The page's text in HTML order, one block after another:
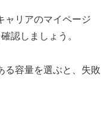
ャリアのマイページ
認しましょう。
る容量を選ぶと、失敗